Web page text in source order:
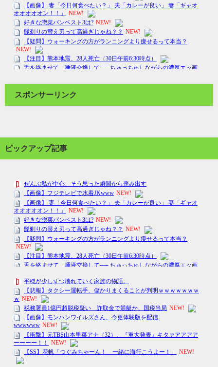
スポンサーリンク
ピックアップ記事